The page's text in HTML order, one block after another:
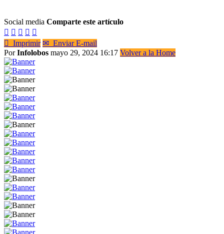
Social media Comparte este artículo
    
 Imprimir ✉ Enviar E-mail
PorInfolobos mayo 29, 2024 16:17 Volver a la Home